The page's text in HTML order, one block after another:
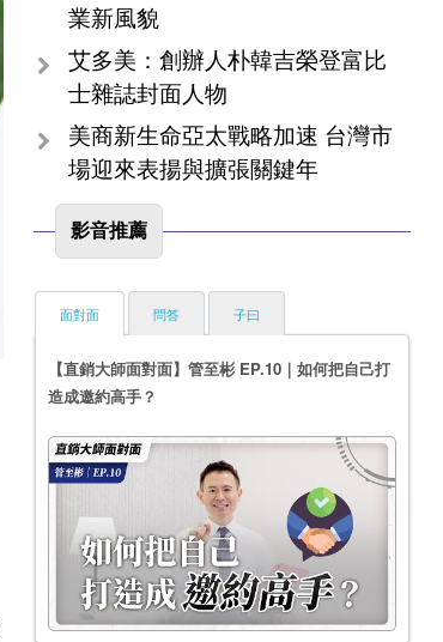
業新風貌
艾多美：創辦人朴韓吉榮登富比
士雜誌封面人物
美商新生命亞太戰略加速 台灣市
場迎來表揚與擴張關鍵年
影音推薦
面對面
【直銷大師面對面】管至彬 EP.10｜如何把自己打
造成邀約高手？
問答 子曰